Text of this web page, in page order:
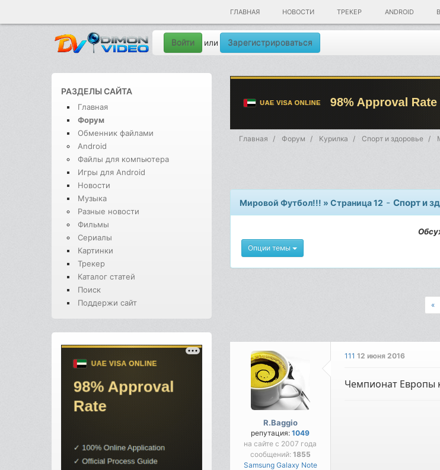
ГЛАВНАЯ НОВОСТИ ТРЕКЕР ANDROID
Войти или Зарегистрироваться
РАЗДЕЛЫ САЙТА
Главная
Форум
Обменник файлами
Android
Файлы для компьютера
Игры для Android
Новости
Музыка
Разные новости
Фильмы
Сериалы
Картинки
Трекер
Каталог статей
Поиск
Поддержи сайт
Главная Форум Kурилка Спорт и здоровье
Мировой Футбол!!! » Страница 12 -Спорт и
Опции темы
«
R.Baggio
репутация:1049
на сайте с 2007 года
сообщений: 1855
Samsung Galaxy Note
111 12 июня 2016
Чемпионат Европы